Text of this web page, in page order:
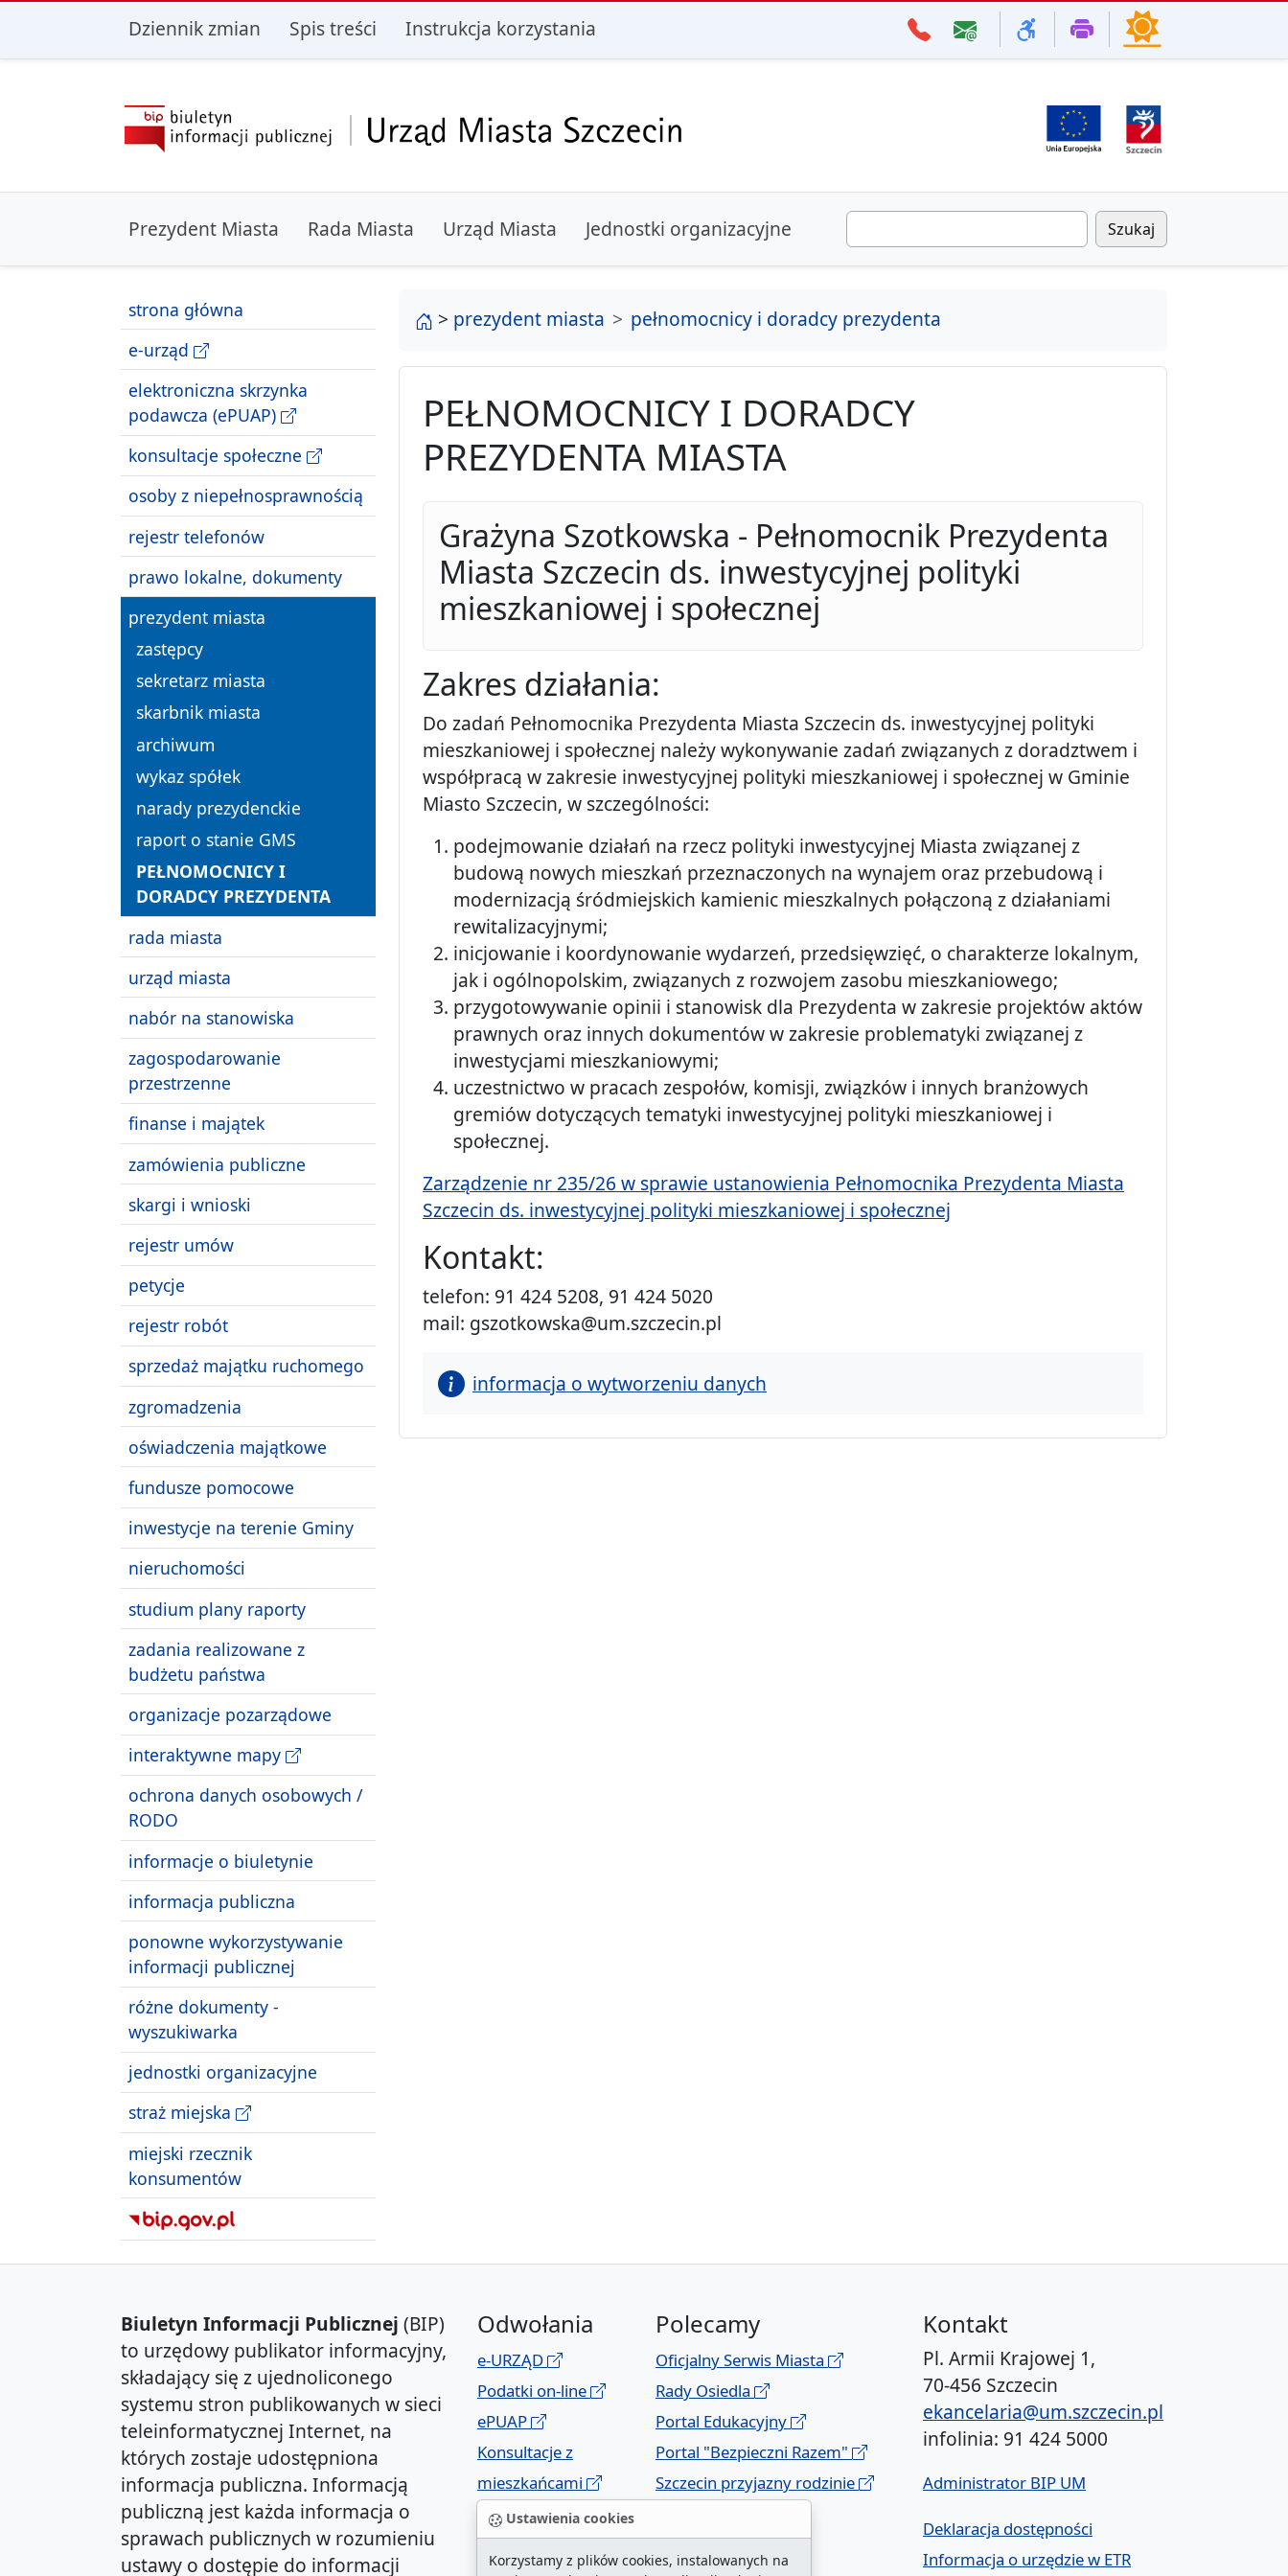
przejdź do głównego menu przejdź do treści
Ustawienia cookies
Korzystamy z plików cookies, instalowanych na
Dziennik zmian Spis treści Instrukcja korzystania
Prezydent Miasta Rada Miasta Urząd Miasta Jednostki organizacyjne Szukaj
strona główna
e-urząd
elektroniczna skrzynka
podawcza (ePUAP)
konsultacje społeczne
osoby z niepełnosprawnością
rejestr telefonów
prawo lokalne, dokumenty
prezydent miasta
zastępcy
sekretarz miasta
skarbnik miasta
archiwum
wykaz spółek
narady prezydenckie
raport o stanie GMS
PEŁNOMOCNICY I
DORADCY PREZYDENTA
rada miasta
urząd miasta
nabór na stanowiska
zagospodarowanie
przestrzenne
finanse i majątek
zamówienia publiczne
skargi i wnioski
rejestr umów
petycje
rejestr robót
sprzedaż majątku ruchomego
zgromadzenia
oświadczenia majątkowe
fundusze pomocowe
inwestycje na terenie Gminy
nieruchomości
studium plany raporty
zadania realizowane z
budżetu państwa
organizacje pozarządowe
interaktywne mapy
ochrona danych osobowych /
RODO
informacje o biuletynie
informacja publiczna
ponowne wykorzystywanie
informacji publicznej
różne dokumenty -
wyszukiwarka
jednostki organizacyjne
straż miejska
miejski rzecznik
konsumentów
strona główna
> prezydent miasta pełnomocnicy i doradcy prezydenta
PEŁNOMOCNICY I DORADCY
PREZYDENTA MIASTA
Grażyna Szotkowska - Pełnomocnik Prezydenta
Miasta Szczecin ds. inwestycyjnej polityki
mieszkaniowej i społecznej
Zakres działania:
Do zadań Pełnomocnika Prezydenta Miasta Szczecin ds. inwestycyjnej polityki
mieszkaniowej i społecznej należy wykonywanie zadań związanych z doradztwem i
współpracą w zakresie inwestycyjnej polityki mieszkaniowej i społecznej w Gminie
Miasto Szczecin, w szczególności:
podejmowanie działań na rzecz polityki inwestycyjnej Miasta związanej z
budową nowych mieszkań przeznaczonych na wynajem oraz przebudową i
modernizacją śródmiejskich kamienic mieszkalnych połączoną z działaniami
rewitalizacyjnymi;
inicjowanie i koordynowanie wydarzeń, przedsięwzięć, o charakterze lokalnym,
jak i ogólnopolskim, związanych z rozwojem zasobu mieszkaniowego;
przygotowywanie opinii i stanowisk dla Prezydenta w zakresie projektów aktów
prawnych oraz innych dokumentów w zakresie problematyki związanej z
inwestycjami mieszkaniowymi;
uczestnictwo w pracach zespołów, komisji, związków i innych branżowych
gremiów dotyczących tematyki inwestycyjnej polityki mieszkaniowej i
społecznej.
Zarządzenie nr 235/26 w sprawie ustanowienia Pełnomocnika Prezydenta Miasta
Szczecin ds. inwestycyjnej polityki mieszkaniowej i społecznej
Kontakt:
telefon: 91 424 5208, 91 424 5020
mail: gszotkowska@um.szczecin.pl
informacja o wytworzeniu danych
Biuletyn Informacji Publicznej (BIP)
to urzędowy publikator informacyjny,
składający się z ujednoliconego
systemu stron publikowanych w sieci
teleinformatycznej Internet, na
których zostaje udostępniona
informacja publiczna. Informacją
publiczną jest każda informacja o
sprawach publicznych w rozumieniu
ustawy o dostępie do informacji
Odwołania
e-URZĄD
Podatki on-line
ePUAP
Konsultacje z
mieszkańcami
Geoportal
Polecamy
Oficjalny Serwis Miasta
Rady Osiedla
Portal Edukacyjny
Portal "Bezpieczni Razem"
Szczecin przyjazny rodzinie
Kontakt
Pl. Armii Krajowej 1,
70-456 Szczecin
ekancelaria@um.szczecin.pl
infolinia: 91 424 5000
Administrator BIP UM
Deklaracja dostępności
Informacja o urzędzie w ETR